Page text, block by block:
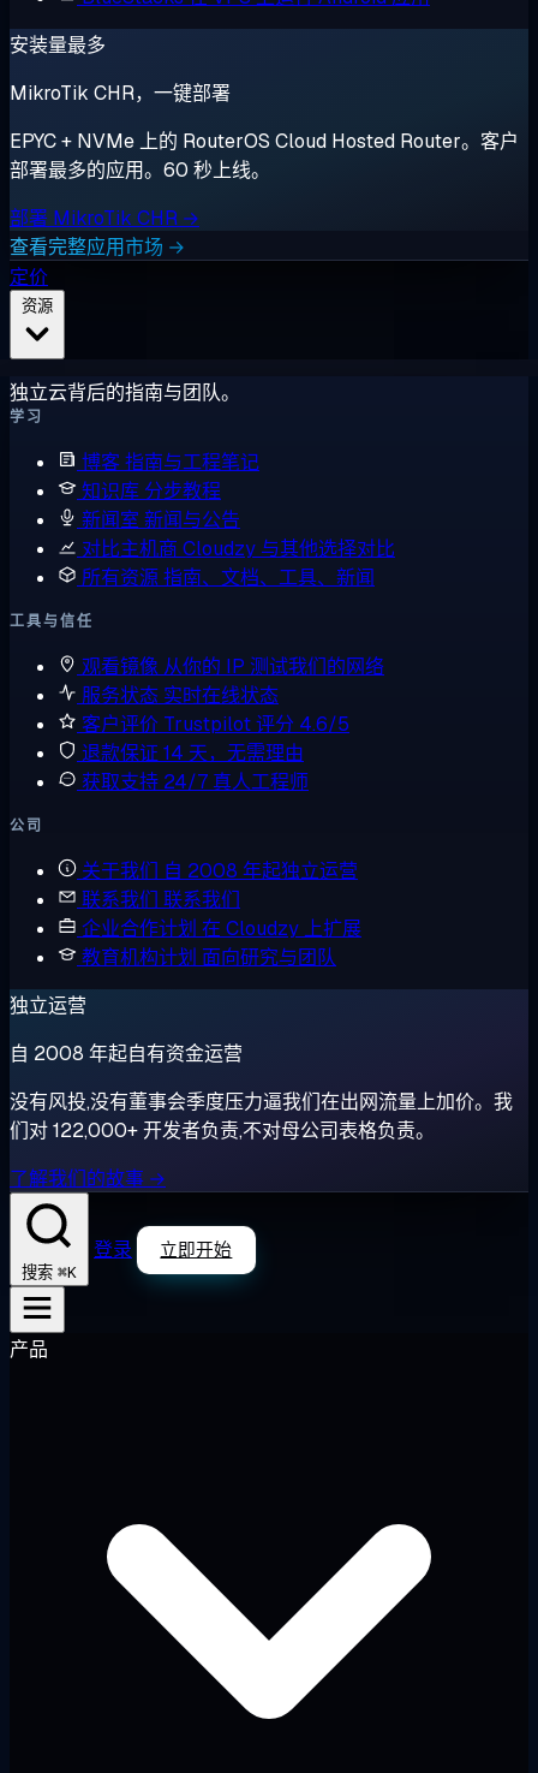
安装量最多
MikroTik CHR，一键部署
EPYC + NVMe 上的 RouterOS Cloud Hosted Router。客户
部署最多的应用。60 秒上线。
部署 MikroTik CHR →
查看完整应用市场 →
定价
独立云背后的指南与团队。
学习
博客指南与工程笔记
知识库 分步教程
新闻室 新闻与公告
对比主机商 Cloudzy 与其他选择对比
所有资源指南、文档、工具、新闻
工具与信任
观看镜像 从你的 IP 测试我们的网络
服务状态 实时在线状态
客户评价 Trustpilot 评分 4.6/5
退款保证 14 天，无需理由
获取支持 24/7 真人工程师
公司
关于我们 自 2008 年起独立运营
联系我们 联系我们
企业合作计划 在 Cloudzy 上扩展
教育机构计划 面向研究与团队
独立运营
自 2008 年起自有资金运营
没有风投,没有董事会季度压力逼我们在出网流量上加价。我
们对 122,000+ 开发者负责,不对母公司表格负责。
了解我们的故事 →
搜索 ⌘K
登录 立即开始
产品